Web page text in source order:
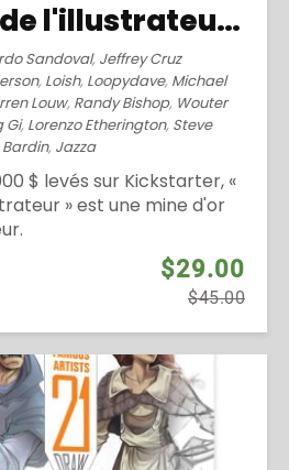
Le manuel de l'illustrateur (2016)
Sandoval, Jeffrey Cruz
, Loish, Loopydave, Michael
Louw, Randy Bishop, Wouter
Gi, Lorenzo Etherington, Steve
, Jazza
$ levés sur Kickstarter, «
» est une mine d'or
$29.00
$45.00